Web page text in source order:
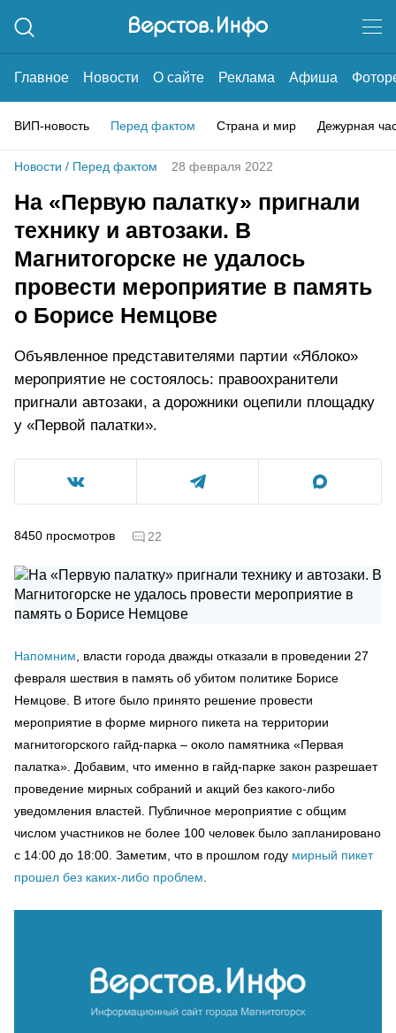
Главное Новости О сайте Реклама Афиша
ВИП-новость Перед фактом Страна и мир Дежурная
Новости / Перед фактом 28 февраля 2022
На «Первую палатку» пригнали
технику и автозаки. В
Магнитогорске не удалось
провести мероприятие в память
о Борисе Немцове
Объявленное представителями партии «Яблоко»
мероприятие не состоялось: правоохранители
пригнали автозаки, а дорожники оцепили площадку
у «Первой палатки».
8450 просмотров 22
Напомним , власти города дважды отказали в проведении 27
февраля шествия в память об убитом политике Борисе
Немцове. В итоге было принято решение провести
мероприятие в форме мирного пикета на территории
магнитогорского гайд-парка – около памятника «Первая
палатка». Добавим, что именно в гайд-парке закон разрешает
проведение мирных собраний и акций без какого-либо
уведомления властей. Публичное мероприятие с общим
числом участников не более 100 человек было запланировано
с 14:00 до 18:00. Заметим, что в прошлом году мирный пикет
прошел без каких-либо проблем